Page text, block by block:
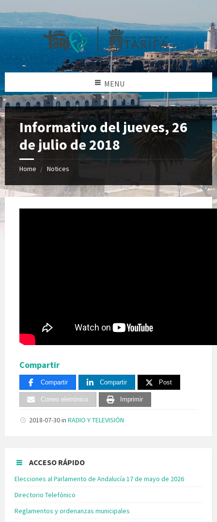
MENU
Informativo del jueves, 26
de julio de 2018
Home Notices
Compartir
Compartir Compartir Post
Correo eletrónico Imprimir
2018-07-30in RADIO Y TELEVISIÓN
ACCESO RÁPIDO
Elecciones al Parlamento de Andalucía 17 de mayo de 2026
Directorio Telefónico
Reglamentos y ordenanzas municipales